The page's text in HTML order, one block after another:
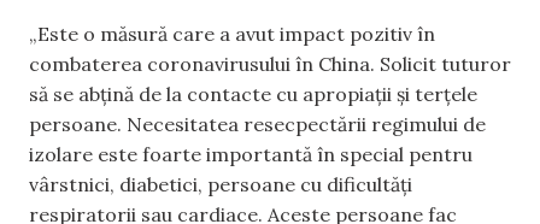
„Este o măsură care a avut impact pozitiv în
combaterea coronavirusului în China. Solicit tuturor
să se abțină de la contacte cu apropiații și terțele
persoane. Necesitatea resecpectării regimului de
izolare este foarte importantă în special pentru
vârstnici, diabetici, persoane cu dificultăți
respiratorii sau cardiace. Aceste persoane fac